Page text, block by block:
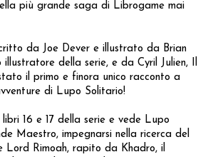
più grande saga di Librogame mai
da Joe Dever e illustrato da Brian
illustratore della serie, e da Cyril Julien, Il
il primo e finora unico racconto a
di Lupo Solitario!
16 e 17 della serie e vede Lupo
Maestro, impegnarsi nella ricerca del
Lord Rimoah, rapito da Khadro, il